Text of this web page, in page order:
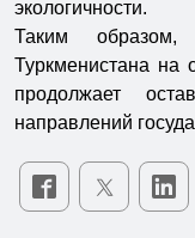
экологичности.
Таким образом,
Туркменистана на
продолжает
направлений